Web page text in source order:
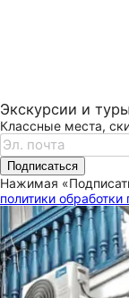
Экскурсии и
Классные места,
Подписаться
Нажимая
политики